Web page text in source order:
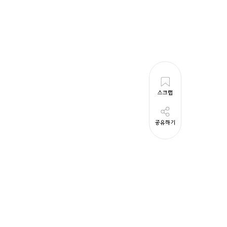
스크랩
공유하기